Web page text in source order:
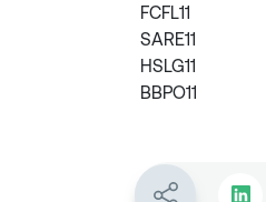
FCFL11
SARE11
HSLG11
BBPO11